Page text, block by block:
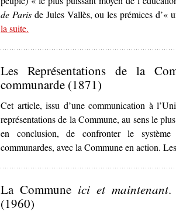
de Parisde Jules Vallès, ou les prémices d’«
la suite– ‘
.
Les Représentations de la
communarde (1871)
Cet article, issu d’une communication à
représentations de la Commune, au sens le
en conclusion, de confronter le système
communardes, avec la Commune en action.
La Commune ici et maintenant.
(1960)